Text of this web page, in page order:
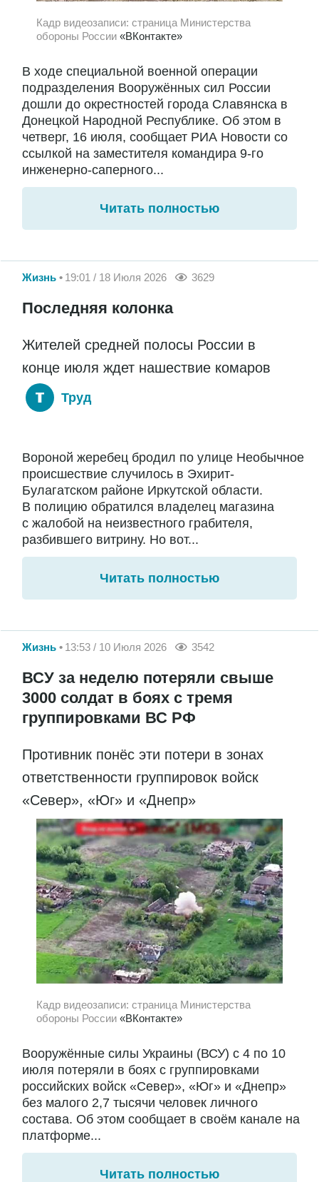
Кадр видеозаписи: страница Министерства
обороны России «ВКонтакте»
В ходе специальной военной операции
подразделения Вооружённых сил России
дошли до окрестностей города Славянска в
Донецкой Народной Республике. Об этом в
четверг, 16 июля, сообщает РИА Новости со
ссылкой на заместителя командира 9-го
инженерно-саперного...
Читать полностью
Жизнь 19:01 / 18 Июля 2026 3629
Последняя колонка
Жителей средней полосы России в
конце июля ждет нашествие комаров
Труд
Вороной жеребец бродил по улице Необычное
происшествие случилось в Эхирит-
Булагатском районе Иркутской области.
В полицию обратился владелец магазина
с жалобой на неизвестного грабителя,
разбившего витрину. Но вот...
Читать полностью
Жизнь 13:53 / 10 Июля 2026 3542
ВСУ за неделю потеряли свыше
3000 солдат в боях с тремя
группировками ВС РФ
Противник понёс эти потери в зонах
ответственности группировок войск
«Север», «Юг» и «Днепр»
Кадр видеозаписи: страница Министерства
обороны России «ВКонтакте»
Вооружённые силы Украины (ВСУ) с 4 по 10
июля потеряли в боях с группировками
российских войск «Север», «Юг» и «Днепр»
без малого 2,7 тысячи человек личного
состава. Об этом сообщает в своём канале на
платформе...
Читать полностью